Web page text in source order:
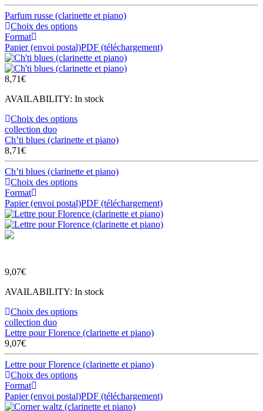
Parfum russe (clarinette et piano)
Choix des options
Format
Papier (envoi postal)PDF (téléchargement)
8,71€
AVAILABILITY: In stock
Choix des options
collection duo
Ch’ti blues (clarinette et piano)
8,71€
Ch’ti blues (clarinette et piano)
Choix des options
Format
Papier (envoi postal)PDF (téléchargement)
9,07€
AVAILABILITY: In stock
Choix des options
collection duo
Lettre pour Florence (clarinette et piano)
9,07€
Lettre pour Florence (clarinette et piano)
Choix des options
Format
Papier (envoi postal)PDF (téléchargement)